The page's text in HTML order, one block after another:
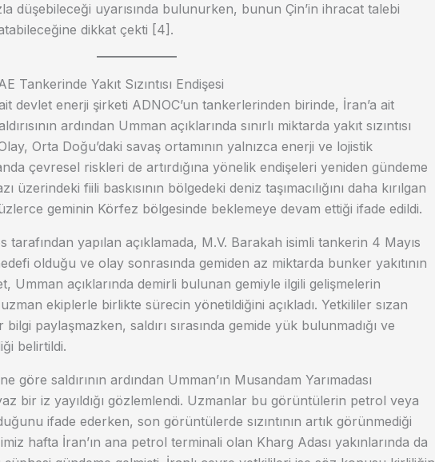
düşebileceği uyarısında bulunurken, bunun Çin’in ihracat talebi
dikkat çekti [4].
Tankerinde Yakıt Sızıntısı Endişesi
devlet enerji şirketi ADNOC’un tankerlerinden birinde, İran’a ait
ardından Umman açıklarında sınırlı miktarda yakıt sızıntısı
Orta Doğu’daki savaş ortamının yalnızca enerji ve lojistik
çevresel riskleri de artırdığına yönelik endişeleri yeniden gündeme
üzerindeki fiili baskısının bölgedeki deniz taşımacılığını daha kırılgan
geminin Körfez bölgesinde beklemeye devam ettiği ifade edildi.
tarafından yapılan açıklamada, M.V. Barakah isimli tankerin 4 Mayıs
olduğu ve olay sonrasında gemiden az miktarda bunker yakıtının
Umman açıklarında demirli bulunan gemiyle ilgili gelişmelerin
ekiplerle birlikte sürecin yönetildiğini açıkladı. Yetkililer sızan
paylaşmazken, saldırı sırasında gemide yük bulunmadığı ve
belirtildi.
saldırının ardından Umman’ın Musandam Yarımadası
bir iz yayıldığı gözlemlendi. Uzmanlar bu görüntülerin petrol veya
ifade ederken, son görüntülerde sızıntının artık görünmediği
hafta İran’ın ana petrol terminali olan Kharg Adası yakınlarında da